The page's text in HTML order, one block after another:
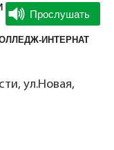
ИНТЕРНАТ
ул.Новая,